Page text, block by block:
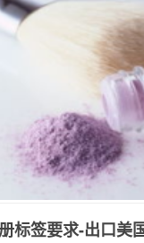
标签要求-出口美